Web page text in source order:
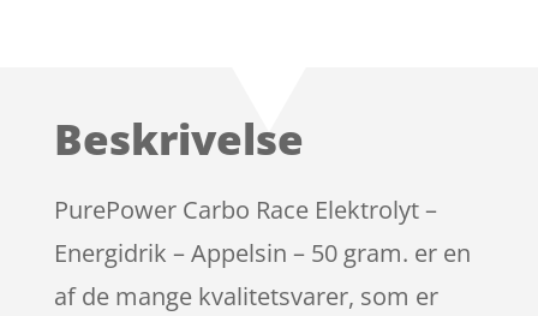
kundebedø
Beskrivelse
PurePower Carbo Race Elektrolyt –
Energidrik – Appelsin – 50 gram. er en
af de mange kvalitetsvarer, som er